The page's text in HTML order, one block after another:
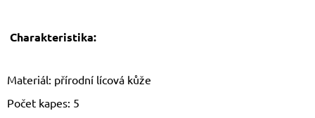
Charakteristika:
Materiál: přírodní lícová kůže
Počet kapes: 5